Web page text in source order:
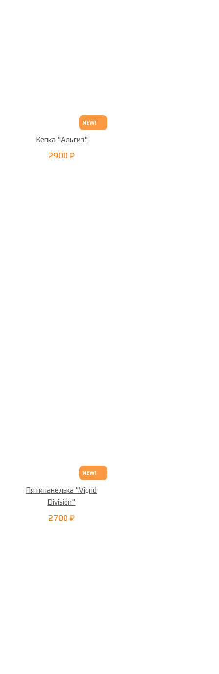
NEW!
Кепка "Альгиз"
2900 ₽
NEW!
Пятипанелька "Vigrid
Division"
2700 ₽